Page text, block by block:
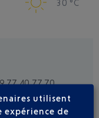
30 °C
77 40 77 70
utilisent
expérience de